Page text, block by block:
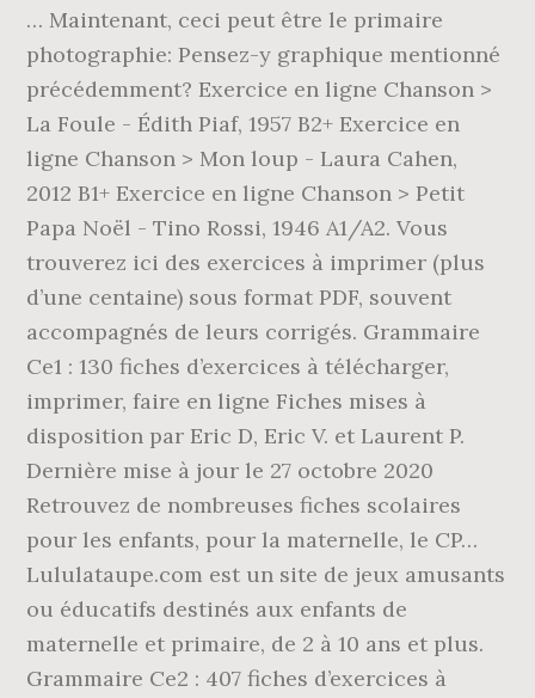
… Maintenant, ceci peut être le primaire
photographie: Pensez-y graphique mentionné
précédemment? Exercice en ligne Chanson >
La Foule - Édith Piaf, 1957 B2+ Exercice en
ligne Chanson > Mon loup - Laura Cahen,
2012 B1+ Exercice en ligne Chanson > Petit
Papa Noël - Tino Rossi, 1946 A1/A2. Vous
trouverez ici des exercices à imprimer (plus
d’une centaine) sous format PDF, souvent
accompagnés de leurs corrigés. Grammaire
Ce1 : 130 fiches d’exercices à télécharger,
imprimer, faire en ligne Fiches mises à
disposition par Eric D, Eric V. et Laurent P.
Dernière mise à jour le 27 octobre 2020
Retrouvez de nombreuses fiches scolaires
pour les enfants, pour la maternelle, le CP…
Lululataupe.com est un site de jeux amusants
ou éducatifs destinés aux enfants de
maternelle et primaire, de 2 à 10 ans et plus.
Grammaire Ce2 : 407 fiches d’exercices à